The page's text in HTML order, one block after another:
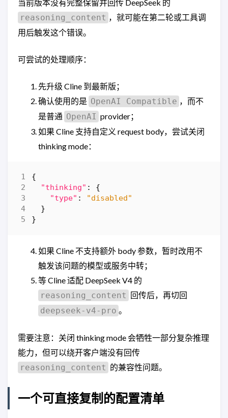
当前版本没有完整保留并回传 DeepSeek 的
reasoning_content ，就可能在第二轮或工具调
用后触发这个错误。
可尝试的处理顺序：
先升级 Cline 到最新版；
确认使用的是 OpenAI Compatible ，而不
是普通 OpenAI provider；
如果 Cline 支持自定义 request body，尝试关闭
thinking mode：
{
"thinking" :
{
"type" :
"disabled"
}
}
如果 Cline 不支持额外 body 参数，暂时改用不
触发该问题的模型或服务中转；
等 Cline 适配 DeepSeek V4 的
reasoning_content 回传后，再切回
deepseek-v4-pro 。
需要注意：关闭 thinking mode 会牺牲一部分复杂推理
能力，但可以绕开客户端没有回传
reasoning_content 的兼容性问题。
一个可直接复制的配置清单